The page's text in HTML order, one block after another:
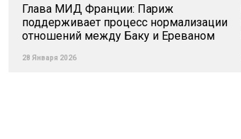
Глава МИД Франции: Париж
поддерживает процесс нормализации
отношений между Баку и Ереваном
28 Января 2026